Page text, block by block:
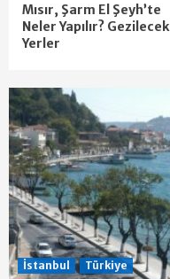
Mısır, Şarm El Şeyh’te
Neler Yapılır? Gezilecek
Yerler
İstanbul Türkiye